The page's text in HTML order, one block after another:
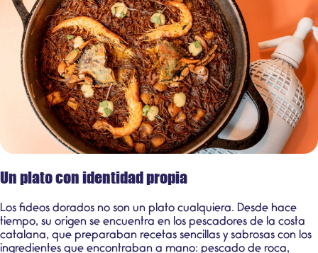
Un plato con identidad propia
Los fideos dorados no son un plato cualquiera. Desde hace
tiempo, su origen se encuentra en los pescadores de la costa
catalana, que preparaban recetas sencillas y sabrosas con los
ingredientes que encontraban a mano: pescado de roca,